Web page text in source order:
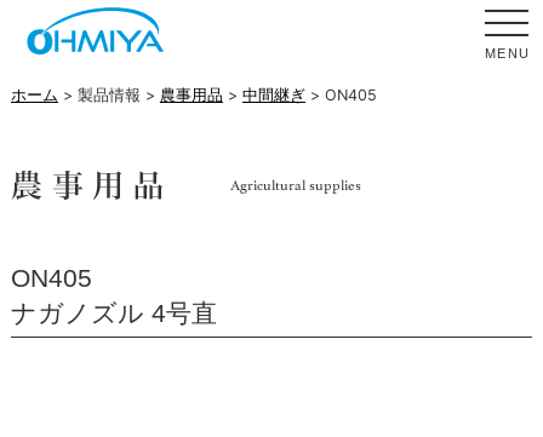
MENU
ホーム > 製品情報 > 農事用品 > 中間継ぎ> ON405
ON405
ナガノズル 4号直